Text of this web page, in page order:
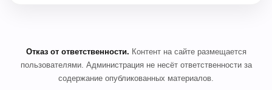
Отказ от ответственности. Контент на сайте размещается
пользователями. Администрация не несёт ответственности за
содержание опубликованных материалов.